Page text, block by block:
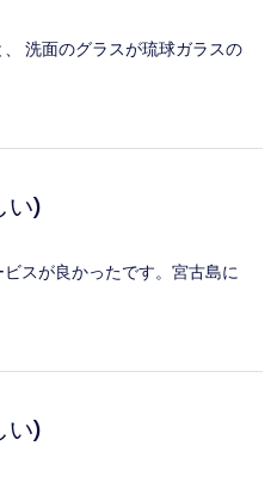
洗面のグラスが琉球ガラスの
い)
スが良かったです。宮古島に
い)